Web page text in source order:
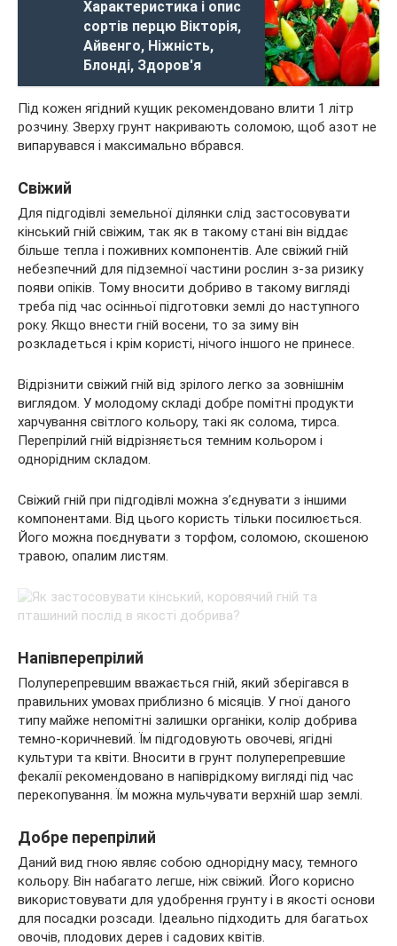
Характеристика і опис
сортів перцю Вікторія,
Айвенго, Ніжність,
Блонді, Здоров'я
Під кожен ягідний кущик рекомендовано влити 1 літр
розчину. Зверху грунт накривають соломою, щоб азот не
випарувався і максимально вбрався.
Свіжий
Для підгодівлі земельної ділянки слід застосовувати
кінський гній свіжим, так як в такому стані він віддає
більше тепла і поживних компонентів. Але свіжий гній
небезпечний для підземної частини рослин з-за ризику
появи опіків. Тому вносити добриво в такому вигляді
треба під час осінньої підготовки землі до наступного
року. Якщо внести гній восени, то за зиму він
розкладеться і крім користі, нічого іншого не принесе.
Відрізнити свіжий гній від зрілого легко за зовнішнім
виглядом. У молодому складі добре помітні продукти
харчування світлого кольору, такі як солома, тирса.
Перепрілий гній відрізняється темним кольором і
однорідним складом.
Свіжий гній при підгодівлі можна з’єднувати з іншими
компонентами. Від цього користь тільки посилюється.
Його можна поєднувати з торфом, соломою, скошеною
травою, опалим листям.
Напівперепрілий
Полуперепревшим вважається гній, який зберігався в
правильних умовах приблизно 6 місяців. У гної даного
типу майже непомітні залишки органіки, колір добрива
темно-коричневий. Їм підгодовують овочеві, ягідні
культури та квіти. Вносити в грунт полуперепревшие
фекалії рекомендовано в напіврідкому вигляді під час
перекопування. Їм можна мульчувати верхній шар землі.
Добре перепрілий
Даний вид гною являє собою однорідну масу, темного
кольору. Він набагато легше, ніж свіжий. Його корисно
використовувати для удобрення грунту і в якості основи
для посадки розсади. Ідеально підходить для багатьох
овочів, плодових дерев і садових квітів.